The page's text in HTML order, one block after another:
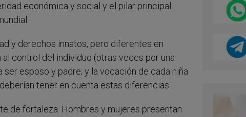
económica y social y el pilar principal
y derechos innatos, pero diferentes en
control del individuo (otras veces por una
esposo y padre; y la vocación de cada niña
tener en cuenta estas diferencias.
de fortaleza. Hombres y mujeres presentan